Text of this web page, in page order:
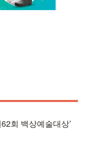
회 백상예술대상’